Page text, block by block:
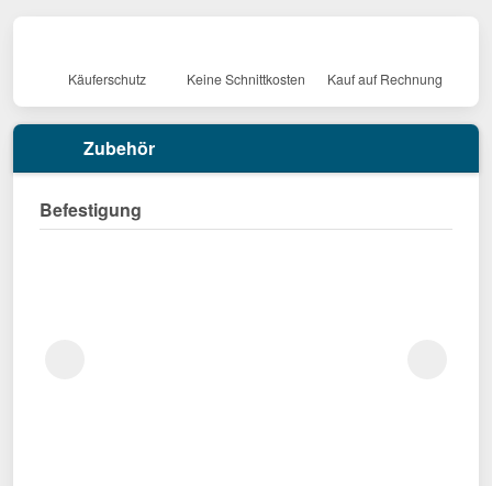
Käuferschutz Keine Schnittkosten Kauf auf Rechnung
Zubehör
Befestigung